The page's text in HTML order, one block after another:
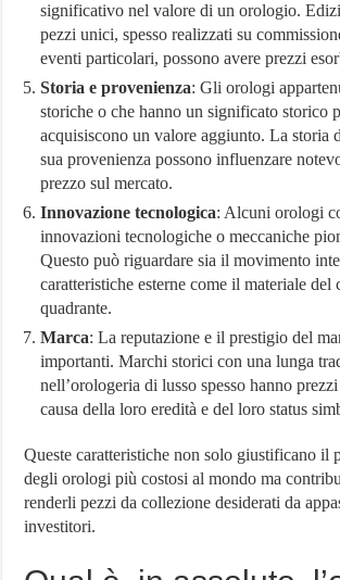
significativo nel valore di un orologio.
pezzi unici, spesso realizzati su
eventi particolari, possono avere prezzi
Storia e provenienza: Gli orologi
storiche o che hanno un significato storico
acquisiscono un valore aggiunto. La storia
sua provenienza possono influenzare
prezzo sul mercato.
Innovazione tecnologica: Alcuni orologi
innovazioni tecnologiche o meccaniche
Questo può riguardare sia il movimento
caratteristiche esterne come il materiale del
quadrante.
Marca: La reputazione e il prestigio del
importanti. Marchi storici con una lunga
nell’orologeria di lusso spesso hanno
causa della loro eredità e del loro status
Queste caratteristiche non solo giustificano il
degli orologi più costosi al mondo ma
renderli pezzi da collezione desiderati da
investitori.